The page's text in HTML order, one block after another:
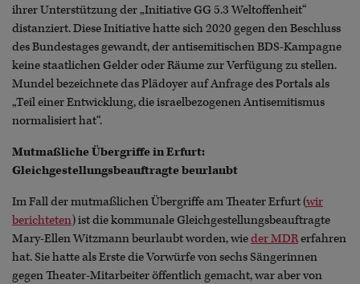
ihrer Unterstützung der „Initiative GG 5.3 Weltoffenheit“
distanziert. Diese Initiative hatte sich 2020 gegen den Beschluss
des Bundestages gewandt, der antisemitischen BDS-Kampagne
keine staatlichen Gelder oder Räume zur Verfügung zu stellen.
Mundel bezeichnete das Plädoyer auf Anfrage des Portals als
„Teil einer Entwicklung, die israelbezogenen Antisemitismus
normalisiert hat“.
Mutmaßliche Übergriffe in Erfurt:
Gleichgestellungsbeauftragte beurlaubt
Im Fall der mutmaßlichen Übergriffe am Theater Erfurt (wir
berichteten) ist die kommunale Gleichgestellungsbeauftragte
Mary-Ellen Witzmann beurlaubt worden, wieder MDRerfahren
hat. Sie hatte als Erste die Vorwürfe von sechs Sängerinnen
gegen Theater-Mitarbeiter öffentlich gemacht, war aber von